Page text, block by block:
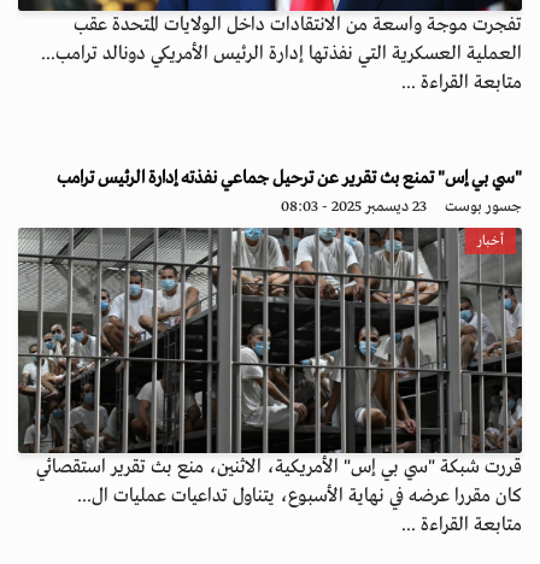
تفجرت موجة واسعة من الانتقادات داخل الولايات المتحدة عقب
العملية العسكرية التي نفذتها إدارة الرئيس الأمريكي دونالد ترامب...
متابعة القراءة ...
"سي بي إس" تمنع بث تقرير عن ترحيل جماعي نفذته إدارة الرئيس ترامب
جسور بوست 23 ديسمبر 2025 - 08:03
أخبار
قررت شبكة "سي بي إس" الأمريكية، الاثنين، منع بث تقرير استقصائي
كان مقررا عرضه في نهاية الأسبوع، يتناول تداعيات عمليات ال...
متابعة القراءة ...